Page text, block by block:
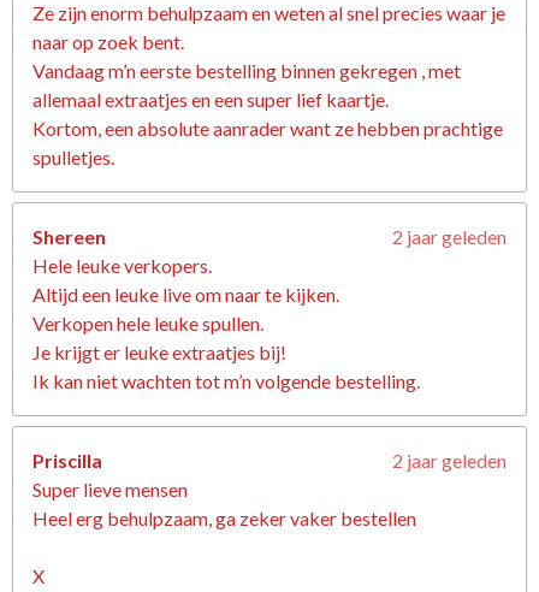
Ze zijn enorm behulpzaam en weten al snel precies waar je
naar op zoek bent.
Vandaag m’n eerste bestelling binnen gekregen , met
allemaal extraatjes en een super lief kaartje.
Kortom, een absolute aanrader want ze hebben prachtige
spulletjes.
Shereen
2 jaar geleden
Hele leuke verkopers.
Altijd een leuke live om naar te kijken.
Verkopen hele leuke spullen.
Je krijgt er leuke extraatjes bij!
Ik kan niet wachten tot m’n volgende bestelling.
Priscilla
2 jaar geleden
Super lieve mensen
Heel erg behulpzaam, ga zeker vaker bestellen
X